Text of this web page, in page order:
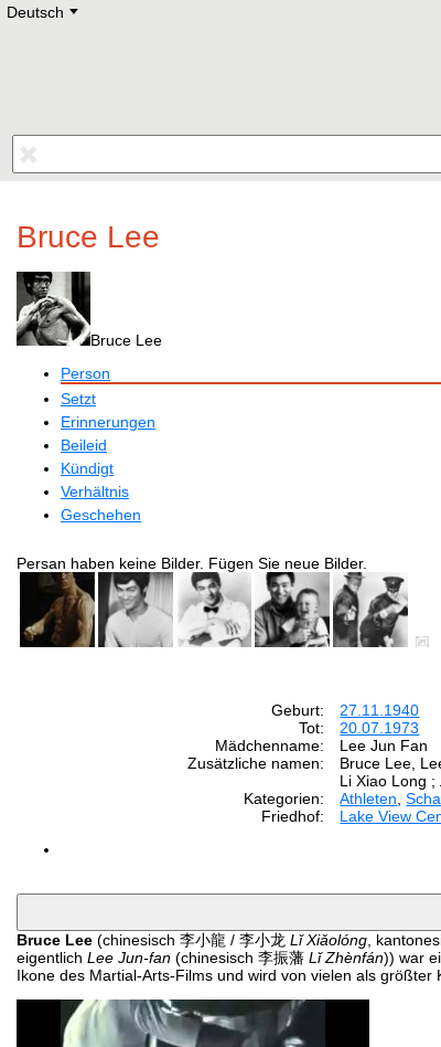
Deutsch E
Deutsch
Polski
Hebrew
Bruce Lee
Bruce Lee
Person
Setzt
Erinnerungen
Beileid
Kündigt
Verhältnis
Geschehen
Persan haben keine Bilder. Fügen Sie neue Bilder.
Geburt:
27.11.1940
Tot:
20.07.1973
Mädchenname:
Lee Jun Fan
Zusätzliche namen:
Bruce Lee,
Li Xiao Long
Kategorien:
Athleten ,
Friedhof:
Lake View
Bruce Lee (chinesisch 李小龍 / 李小龙 Lǐ Xiǎolóng ,
eigentlich Lee Jun-fan (chinesisch 李振藩 Lǐ Zhènfán)) war
Ikone des Martial-Arts-Films und wird von vielen als größter